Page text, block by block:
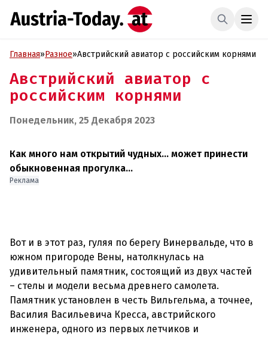
Главная»Разное»Австрийский авиатор с российским корнями
Австрийский авиатор с
российским корнями
Понедельник, 25 Декабря 2023
Как много нам открытий чудных… может принести
обыкновенная прогулка…
Реклама
Вот и в этот раз, гуляя по берегу Винервальде, что в
южном пригороде Вены, натолкнулась на
удивительный памятник, состоящий из двух частей
– стелы и модели весьма древнего самолета.
Памятник установлен в честь Вильгельма, а точнее,
Василия Васильевича Кресса, австрийского
инженера, одного из первых летчиков и